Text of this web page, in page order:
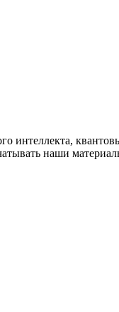
интеллекта,
наши